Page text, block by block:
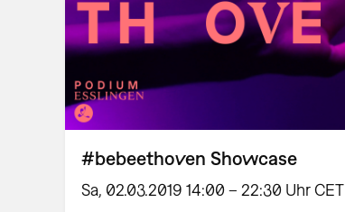
#bebeethoven Showcase
Sa, 02.03.2019 14:00 – 22:30 Uhr CET